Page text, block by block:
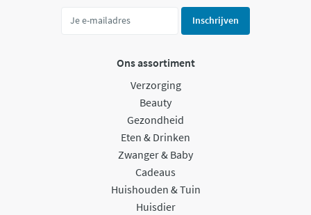
Inschrijven
Ons assortiment
Verzorging
Beauty
Gezondheid
Eten & Drinken
Zwanger & Baby
Cadeaus
Huishouden & Tuin
Huisdier